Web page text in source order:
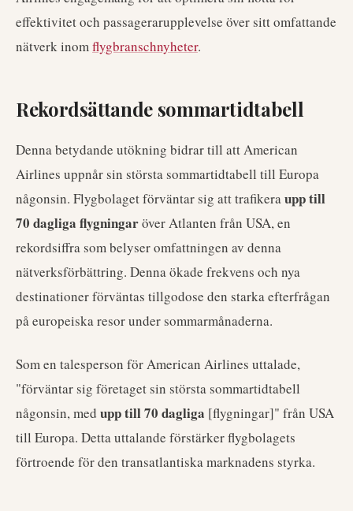
effektivitet och passagerarupplevelse över sitt omfattande
nätverk inomflygbranschnyheter.
Rekordsättande sommartidtabell
Denna betydande utökning bidrar till att American
Airlines uppnår sin största sommartidtabell till Europa
någonsin. Flygbolaget förväntar sig att trafikeraupp till
70 dagliga flygningaröver Atlanten från USA, en
rekordsiffra som belyser omfattningen av denna
nätverksförbättring. Denna ökade frekvens och nya
destinationer förväntas tillgodose den starka efterfrågan
på europeiska resor under sommarmånaderna.
Som en talesperson för American Airlines uttalade,
"förväntar sig företaget sin största sommartidtabell
någonsin, med upp till 70 dagliga [flygningar]" från USA
till Europa. Detta uttalande förstärker flygbolagets
förtroende för den transatlantiska marknadens styrka.